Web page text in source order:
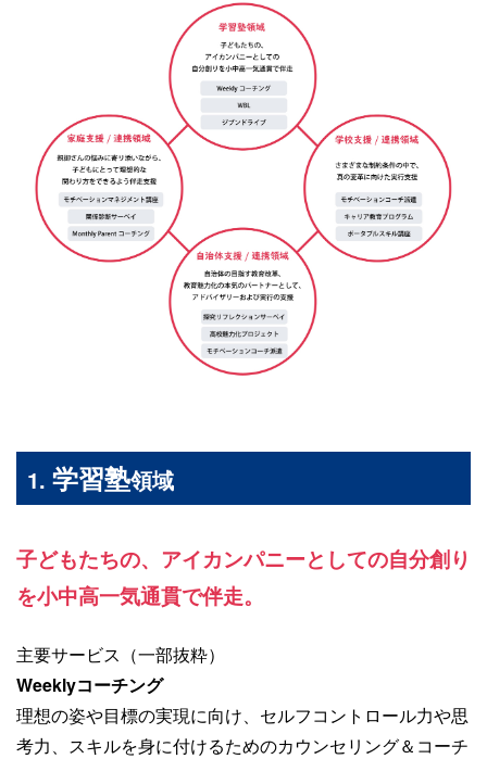
1. 学習塾領域
子どもたちの、アイカンパニーとしての自分創り
を小中高一気通貫で伴走。
主要サービス（一部抜粋）
Weeklyコーチング
理想の姿や目標の実現に向け、セルフコントロール力や思
考力、スキルを身に付けるためのカウンセリング＆コーチ